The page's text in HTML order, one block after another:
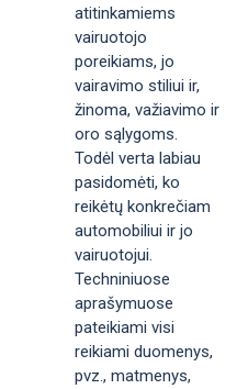
atitinkamiems
vairuotojo
poreikiams, jo
vairavimo stiliui ir,
žinoma, važiavimo ir
oro sąlygoms.
Todėl verta labiau
pasidomėti, ko
reikėtų konkrečiam
automobiliui ir jo
vairuotojui.
Techniniuose
aprašymuose
pateikiami visi
reikiami duomenys,
pvz., matmenys,